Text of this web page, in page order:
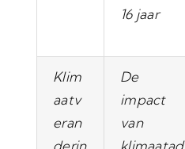
16 jaar
Klim
aatv
eran
derin
De
impact
van
klimaatad